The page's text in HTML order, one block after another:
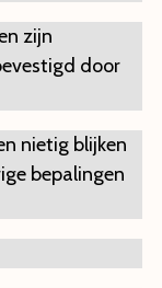
zijn
door
nietig blijken
bepalingen